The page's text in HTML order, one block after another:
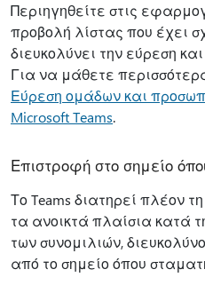
Περιηγηθείτε στις
προβολή λίστας που έχει
διευκολύνει την εύρεση
Για να μάθετε
Εύρεση ομάδων και
Microsoft Teams.
Επιστροφή στο σημείο
Το Teams διατηρεί πλέον
τα ανοικτά πλαίσια κατά
των συνομιλιών,
από το σημείο όπου